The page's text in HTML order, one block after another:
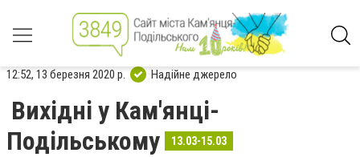
12:52, 13 березня 2020 р. Надійне джерело
Вихідні у Кам'янці-
Подільському
13.03-15.03